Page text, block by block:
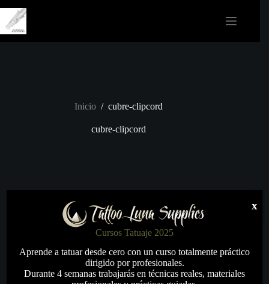
contenido
Inicio / cubre-clipcord
cubre-clipcord
Cursos Tatuaje 2025
Aprende a tatuar desde cero con un curso totalmente práctico
dirigido por profesionales.
Durante 4 semanas trabajarás en técnicas reales, materiales
x